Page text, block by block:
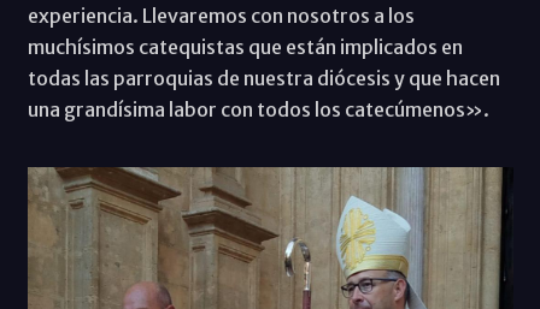
experiencia. Llevaremos con nosotros a los
muchísimos catequistas que están implicados en
todas las parroquias de nuestra diócesis y que hacen
una grandísima labor con todos los catecúmenos».